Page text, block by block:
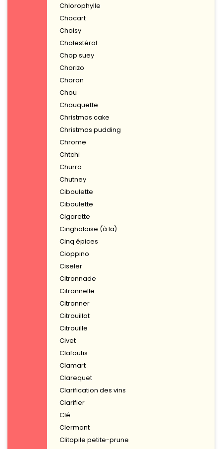
Chlorophylle
Chocart
Choisy
Cholestérol
Chop suey
Chorizo
Choron
Chou
Chouquette
Christmas cake
Christmas pudding
Chrome
Chtchi
Churro
Chutney
Ciboulette
Ciboulette
Cigarette
Cinghalaise (à la)
Cinq épices
Cioppino
Ciseler
Citronnade
Citronnelle
Citronner
Citrouillat
Citrouille
Civet
Clafoutis
Clamart
Clarequet
Clarification des vins
Clarifier
Clé
Clermont
Clitopile petite-prune